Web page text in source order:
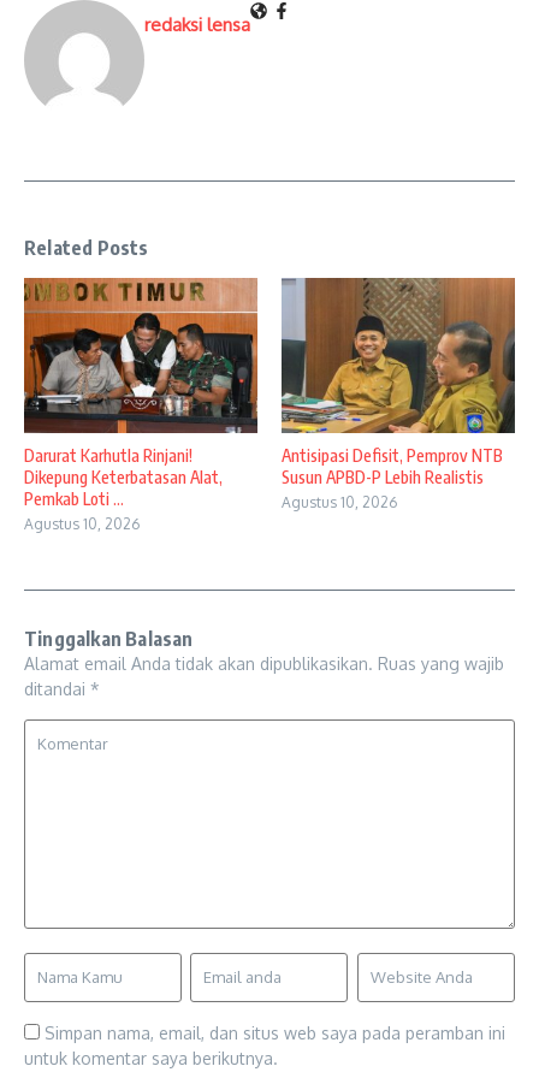
redaksi lensa
Related Posts
Darurat Karhutla Rinjani!
Dikepung Keterbatasan Alat,
Pemkab Loti ...
Agustus 10, 2026
Antisipasi Defisit, Pemprov NTB
Susun APBD-P Lebih Realistis
Agustus 10, 2026
Tinggalkan Balasan
Alamat email Anda tidak akan dipublikasikan. Ruas yang wajib
ditandai *
Simpan nama, email, dan situs web saya pada peramban ini
untuk komentar saya berikutnya.